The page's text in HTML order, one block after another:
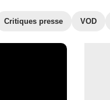
Critiques presse VOD